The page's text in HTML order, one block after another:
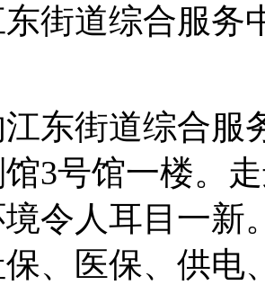
街道综合服务
东街道综合服
3号馆一楼。
令人耳目一新
、医保、供电